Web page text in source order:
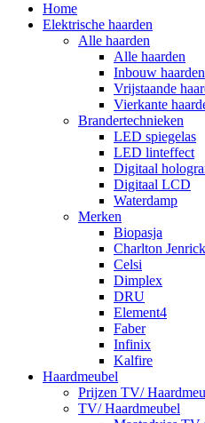
Home
Elektrische haarden
Alle haarden
Alle haarden
Inbouw haarden
Vrijstaande
Vierkante
Brandertechnieken
LED spiegelas
LED linteffect
Digitaal
Digitaal LCD
Waterdamp
Merken
Biopasja
Charlton Jenrick
Celsi
Dimplex
DRU
Element4
Faber
Infinix
Kalfire
Haardmeubel
Prijzen TV/
TV/ Haardmeubel